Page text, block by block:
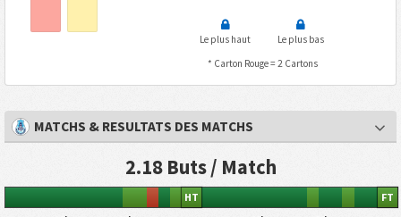
Le plus haut
Le plus bas
* Carton Rouge = 2 Cartons
MATCHS & RESULTATS DES MATCHS
2.18 Buts / Match
HT FT